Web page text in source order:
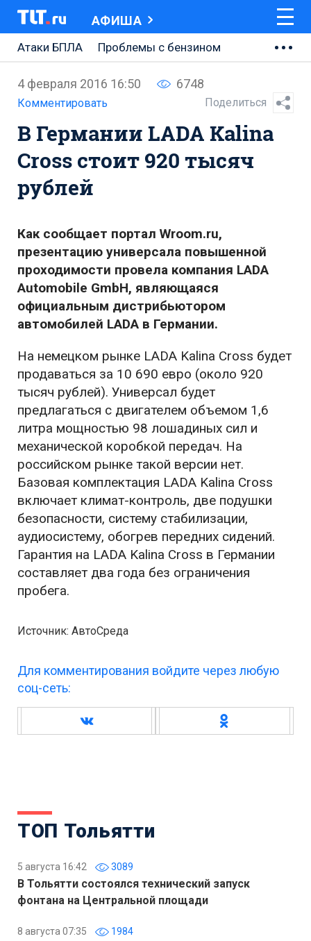
АФИША
Атаки БПЛА
Проблемы с бензином
АВТОВАЗ
Ремонт Центральной площади
Ремонт Обводного шоссе
Набережная Тольятти
Неделя Тольятти
4 февраля 2016 16:50 6748
Комментировать Поделиться
В Германии LADA Kalina
Cross стоит 920 тысяч
рублей
Как сообщает портал Wroom.ru,
презентацию универсала повышенной
проходимости провела компания LADA
Automobile GmbH, являющаяся
официальным дистрибьютором
автомобилей LADA в Германии.
На немецком рынке LADA Kalina Cross будет
продаваться за 10 690 евро (около 920
тысяч рублей). Универсал будет
предлагаться с двигателем объемом 1,6
литра мощностью 98 лошадиных сил и
механической коробкой передач. На
российском рынке такой версии нет.
Базовая комплектация LADA Kalina Cross
включает климат-контроль, две подушки
безопасности, систему стабилизации,
аудиосистему, обогрев передних сидений.
Гарантия на LADA Kalina Cross в Германии
составляет два года без ограничения
пробега.
Источник: АвтоСреда
Для комментирования войдите через любую
соц-сеть:
ТОП Тольятти
5 августа 16:42 3089
В Тольятти состоялся технический запуск
фонтана на Центральной площади
8 августа 07:35 1984